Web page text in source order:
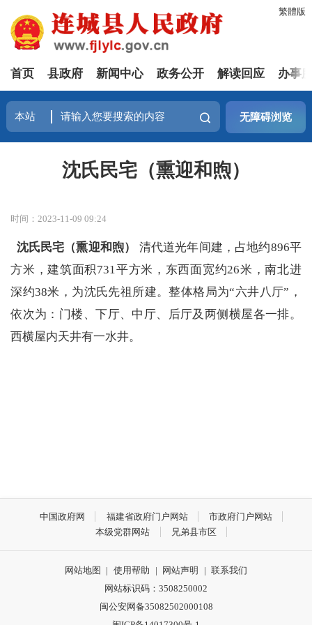
繁體版
首页 县政府 新闻中心 政务公开 解读回应 办事
无障碍浏览
沈氏民宅（熏迎和煦）
时间：2023-11-09 09:24
沈氏民宅（熏迎和煦） 清代道光年间建，占地约896平
方米，建筑面积731平方米，东西面宽约26米，南北进
深约38米，为沈氏先祖所建。整体格局为“六井八厅”，
依次为：门楼、下厅、中厅、后厅及两侧横屋各一排。
西横屋内天井有一水井。
中国政府网 福建省政府门户网站
市政府门户网站
本级党群网站
兄弟县市区
网站地图 | 使用帮助 | 网站声明 | 联系我们
网站标识码：3508250002
闽公安网备35082502000108